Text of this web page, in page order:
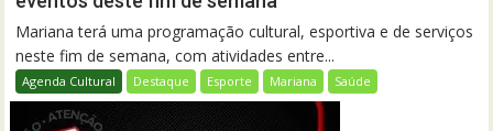
Mariana terá uma programação cultural, esportiva e de serviços
neste fim de semana, com atividades entre...
Agenda Cultural Destaque Esporte Mariana Saúde